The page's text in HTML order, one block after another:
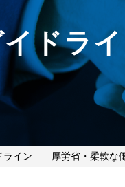
イドラ
ライン――厚労省・柔軟な